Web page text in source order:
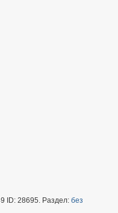
ID: 28695. Раздел: без